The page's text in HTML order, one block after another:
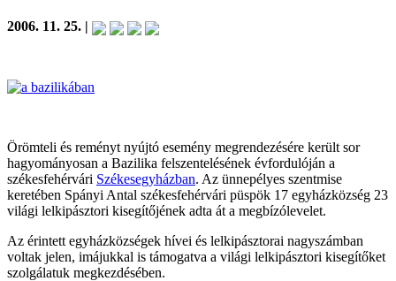
2006. 11. 25. |
Örömteli és reményt nyújtó esemény megrendezésére került sor
hagyományosan a Bazilika felszentelésének évfordulóján a
székesfehérvári Székesegyházban. Az ünnepélyes szentmise
keretében Spányi Antal székesfehérvári püspök 17 egyházközség 23
világi lelkipásztori kisegítőjének adta át a megbízólevelet.
Az érintett egyházközségek hívei és lelkipásztorai nagyszámban
voltak jelen, imájukkal is támogatva a világi lelkipásztori kisegítőket
szolgálatuk megkezdésében.